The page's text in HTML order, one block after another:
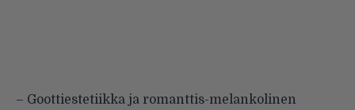
– Goottiestetiikka ja romanttis-melankolinen